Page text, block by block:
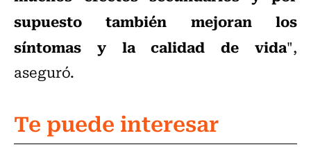
supuesto también mejoran los
síntomas y la calidad de vida",
aseguró.
Te puede interesar